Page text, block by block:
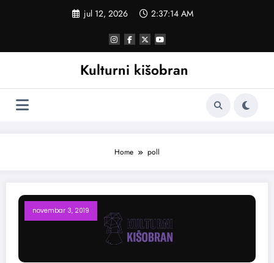
jul 12, 2026 2:37:15 AM
Kulturni kišobran
Home poll
novembar 3, 2019